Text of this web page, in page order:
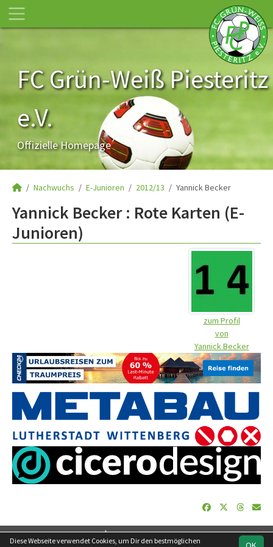
FC Grün-Weiß Piesteritz
e.V.
Offizielle Homepage
Nachwuchs E-Junioren 2012/13 Yannick Becker
Yannick Becker : Rote Karten (E-
Junioren)
zum Profil
von
Yannick Becker
soccero.de
Diese Webseite verwendet Cookies, um Dir den bestmöglichen